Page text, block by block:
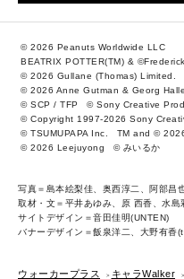
© 2026 Peanuts Worldwide LLC
BEATRIX POTTER(TM) &
© 2026 Gullane (Thomas) Limited.
© 2026 Anne Gutman & Georg
© SCP / TFP
© Sony Creative
© Copyright 1997-2026 Sony
© TSUMUPAPA Inc.
TM and ©
© 2026 Leejuyong
© みいるか
写真＝島本絵梨佳、奥西淳二、阿部昌
取材・文＝平井あゆみ、原 西香、水島
サイトデザイン＝音田佳明(UNTEN)
バナーデザイン＝飯泉洋二、大野有香
ウォーカープラス キャラWalker